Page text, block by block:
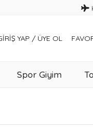
YAP / ÜYE OL
Spor Giyim